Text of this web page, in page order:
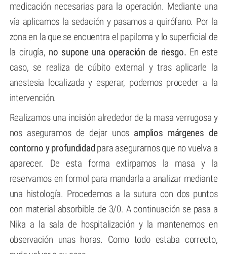
medicación necesarias para la operación. Mediante una
vía aplicamos la sedación y pasamos a quirófano. Por la
zona en la que se encuentra el papiloma y lo superficial de
la cirugía, no supone una operación de riesgo. En este
caso, se realiza de cúbito external y tras aplicarle la
anestesia localizada y esperar, podemos proceder a la
intervención.
Realizamos una incisión alrededor de la masa verrugosa y
nos aseguramos de dejar unos amplios márgenes de
contorno y profundidad para asegurarnos que no vuelva a
aparecer. De esta forma extirpamos la masa y la
reservamos en formol para mandarla a analizar mediante
una histología. Procedemos a la sutura con dos puntos
con material absorbible de 3/0. A continuación se pasa a
Nika a la sala de hospitalización y la mantenemos en
observación unas horas. Como todo estaba correcto,